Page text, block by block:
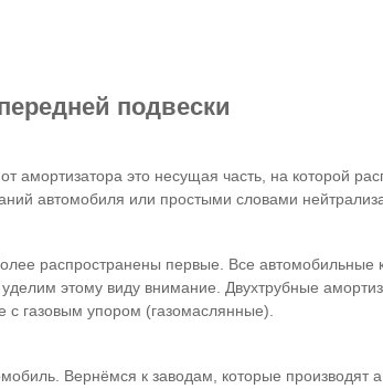
подвески
амортизатора это несущая часть, на которой
автомобиля или простыми словами
распространены первые. Все автомобильные
этому виду внимание. Двухтрубные
с газовым упором (газомаслянные).
Вернёмся к заводам, которые производят